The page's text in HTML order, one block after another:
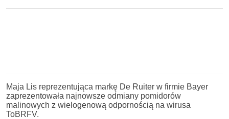
Maja Lis reprezentująca markę De Ruiter w firmie Bayer
zaprezentowała najnowsze odmiany pomidorów
malinowych z wielogenową odpornością na wirusa
ToBRFV.